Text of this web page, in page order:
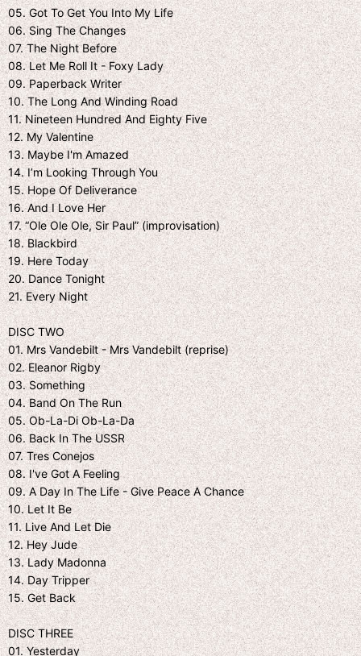
05. Got To Get You Into My Life
06. Sing The Changes
07. The Night Before
08. Let Me Roll It - Foxy Lady
09. Paperback Writer
10. The Long And Winding Road
11. Nineteen Hundred And Eighty Five
12. My Valentine
13. Maybe I'm Amazed
14. I’m Looking Through You
15. Hope Of Deliverance
16. And I Love Her
17. “Ole Ole Ole, Sir Paul” (improvisation)
18. Blackbird
19. Here Today
20. Dance Tonight
21. Every Night
DISC TWO
01. Mrs Vandebilt - Mrs Vandebilt (reprise)
02. Eleanor Rigby
03. Something
04. Band On The Run
05. Ob-La-Di Ob-La-Da
06. Back In The USSR
07. Tres Conejos
08. I've Got A Feeling
09. A Day In The Life - Give Peace A Chance
10. Let It Be
11. Live And Let Die
12. Hey Jude
13. Lady Madonna
14. Day Tripper
15. Get Back
DISC THREE
01. Yesterday